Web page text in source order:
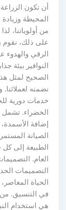
أن تكون
المحيطة وزيادة
من أولوياتنا،
على ذلك، نقوم
الرقي والهدوء
النوافير بيئة
الصحيح لمثل
نضمنه
خدمات دورية
الخضراء. تشمل
إضافة
الصيانة
الطبيعة إلى كل
العام.
التصميمات
الحياة
في التنسيق. من
هي استخدام